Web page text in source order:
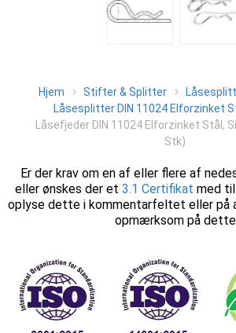
Hjem Stifter & Splitter
Låsesplitter DIN 11024 Elforzinket
Låsefjeder DIN 11024 Elforzinket Stål,
Stk)
Er der krav om en af eller flere af
eller ønskes der et 3.1 Certifikat med
oplyse dette i kommentarfeltet eller på
opmærksom på